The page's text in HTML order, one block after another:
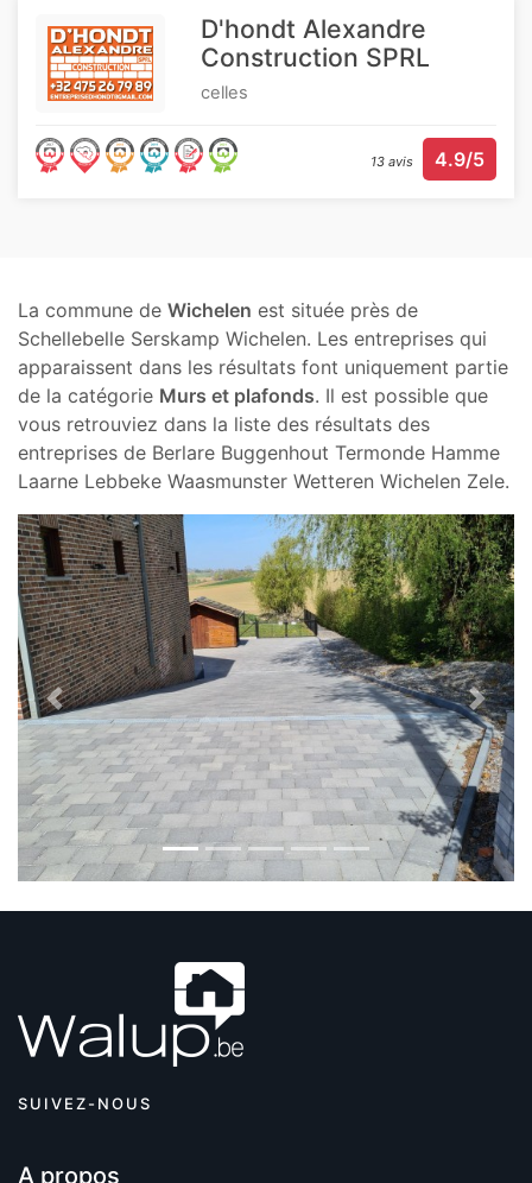
D'hondt Alexandre
Construction SPRL
celles
13 avis 4.9/5
La commune de Wichelen est située près de
Schellebelle Serskamp Wichelen. Les entreprises qui
apparaissent dans les résultats font uniquement partie
de la catégorie Murs et plafonds. Il est possible que
vous retrouviez dans la liste des résultats des
entreprises de Berlare Buggenhout Termonde Hamme
Laarne Lebbeke Waasmunster Wetteren Wichelen Zele.
Previous Next
SUIVEZ-NOUS
A propos